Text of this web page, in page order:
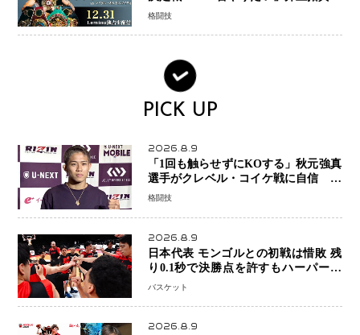
手との戦いも視野に
格闘技
PICK UP
2026.8.9
「1回も触らせずにKOする」秋元強真
選手がクレベル・コイケ戦に自信 青
木真也と2カ月の寝技対策「引き込ま
格闘技
2026.8.9
日本代表 モンゴルとの初戦は惜敗 残
り0.1秒で決勝点を許すもハーパージ
ュニア15得点 カーク18得点と存在感
バスケット
2026.8.9